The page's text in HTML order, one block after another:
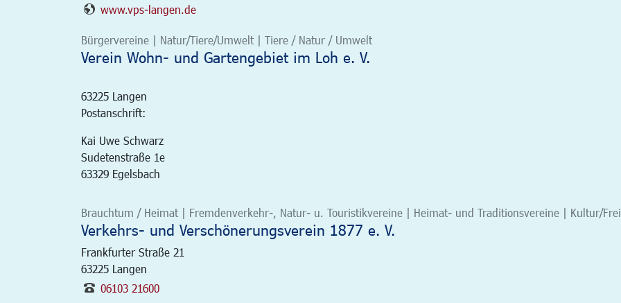
www.vps-langen.de
Bürgervereine | Natur/Tiere/Umwelt | Tiere / Natur / Umwelt
Verein Wohn- und Gartengebiet im Loh e. V.
63225 Langen
Postanschrift:
Kai Uwe Schwarz
Sudetenstraße 1e
63329 Egelsbach
Brauchtum / Heimat | Fremdenverkehr-, Natur- u. Touristikvereine | Heimat- und Traditionsvereine | Kultur/
Verkehrs- und Verschönerungsverein 1877 e. V.
Frankfurter Straße 21
63225 Langen
06103 21600